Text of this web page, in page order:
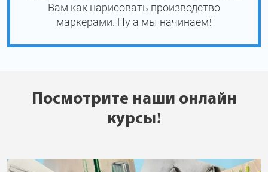
Вам как нарисовать производство
маркерами. Ну а мы начинаем!
Посмотрите наши онлайн
курсы!